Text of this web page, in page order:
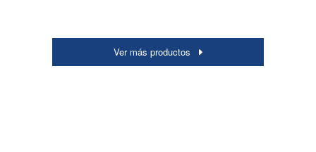
Ver más productos